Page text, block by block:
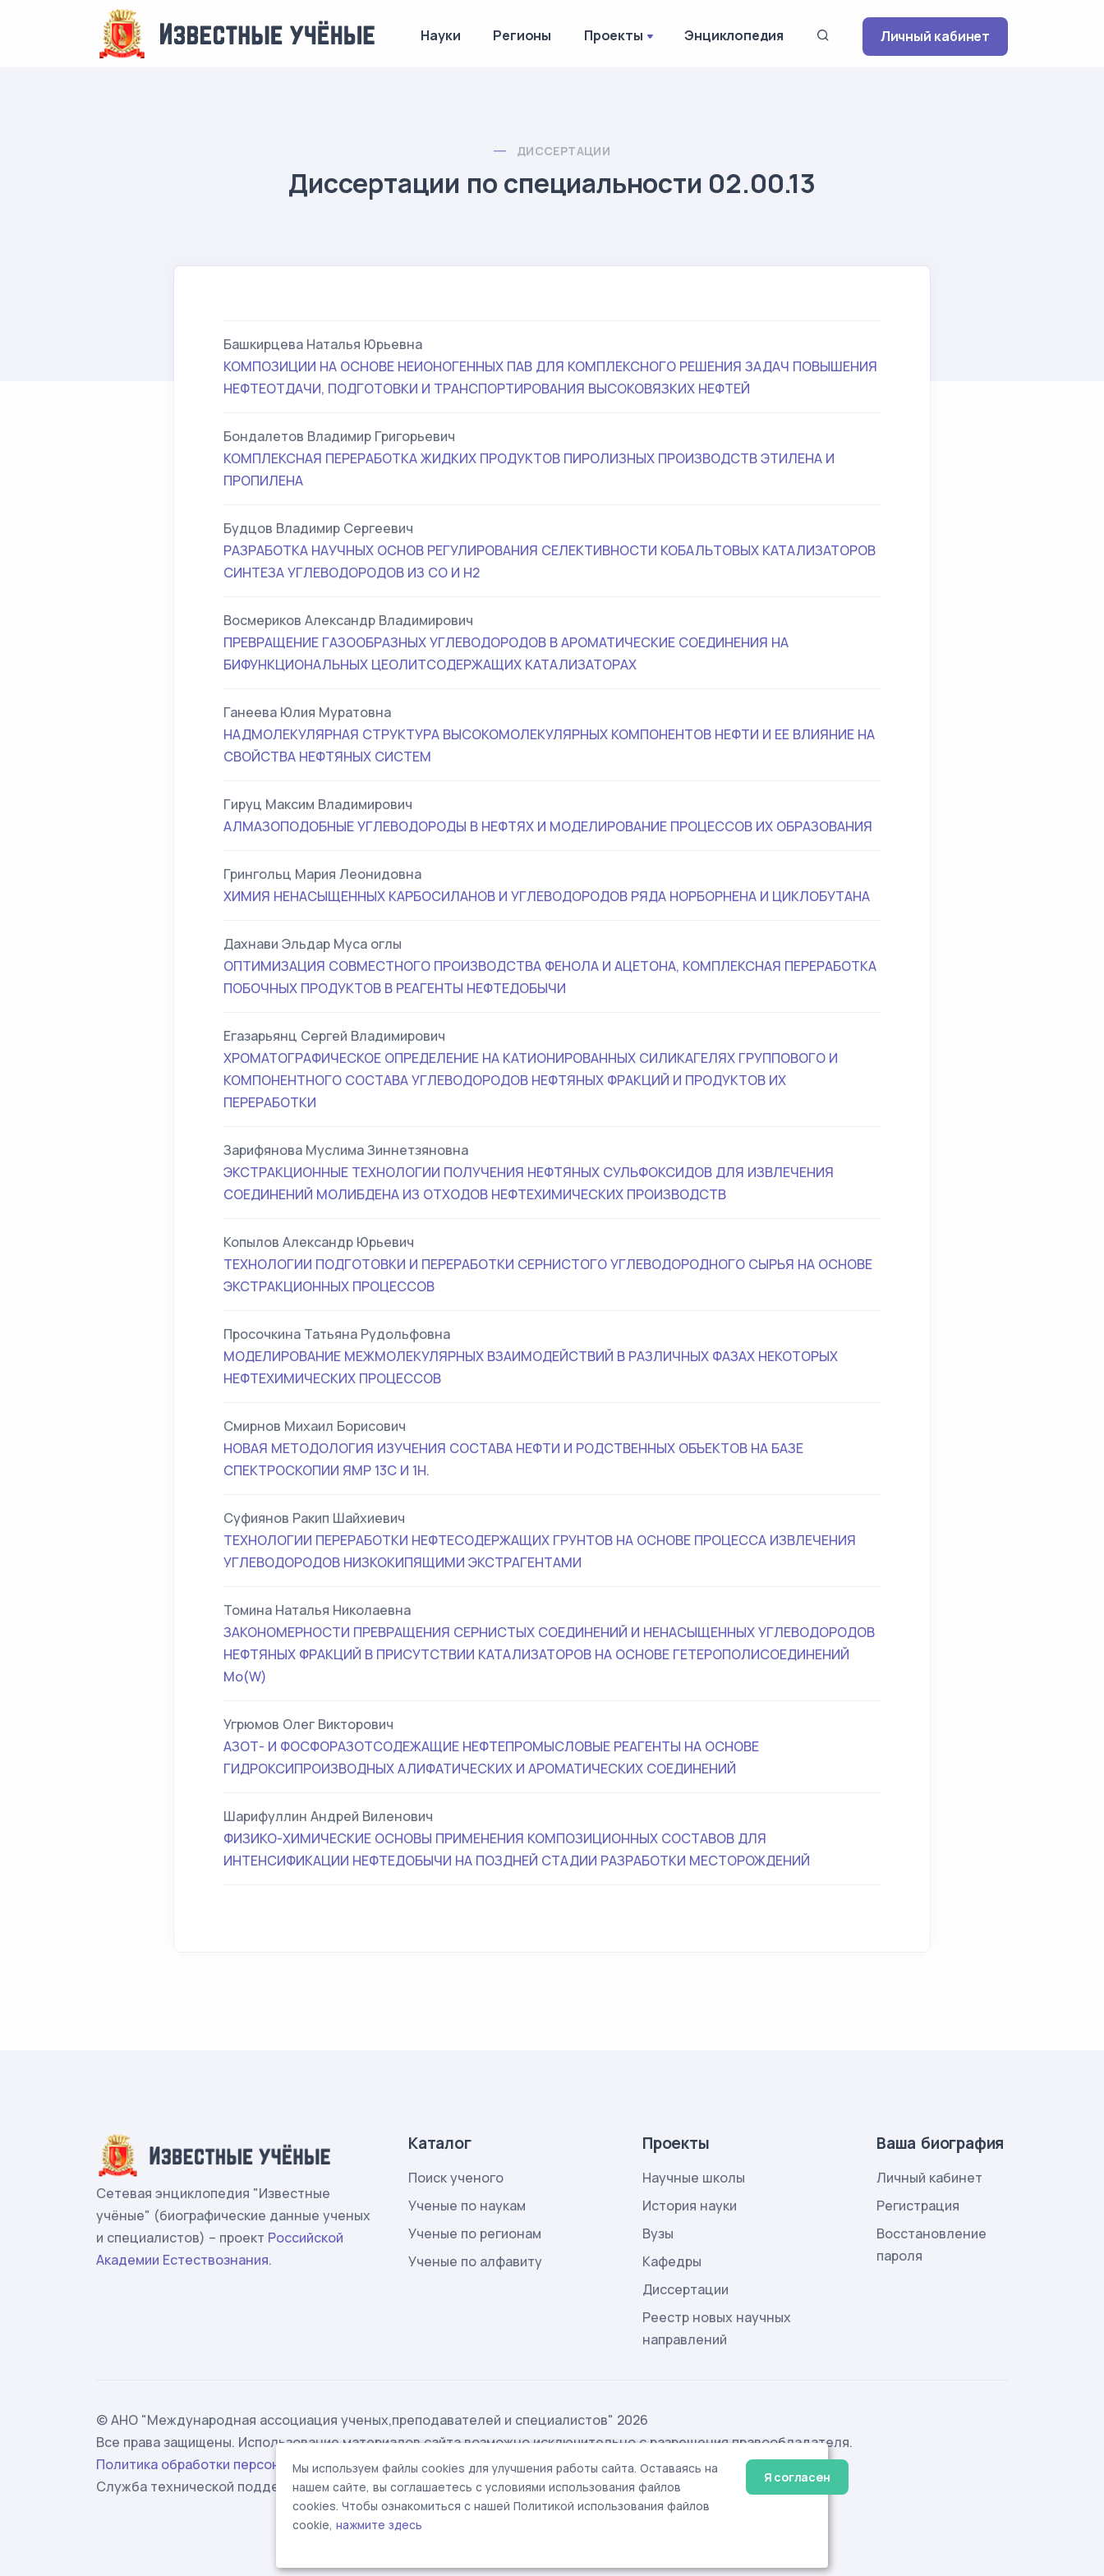
Науки Регионы Проекты Энциклопедия Личный кабинет
ДИССЕРТАЦИИ
Диссертации по специальности 02.00.13
Башкирцева Наталья Юрьевна
КОМПОЗИЦИИ НА ОСНОВЕ НЕИОНОГЕННЫХ ПАВ ДЛЯ КОМПЛЕКСНОГО РЕШЕНИЯ ЗАДАЧ ПОВЫШЕНИЯ
НЕФТЕОТДАЧИ, ПОДГОТОВКИ И ТРАНСПОРТИРОВАНИЯ ВЫСОКОВЯЗКИХ НЕФТЕЙ
Бондалетов Владимир Григорьевич
КОМПЛЕКСНАЯ ПЕРЕРАБОТКА ЖИДКИХ ПРОДУКТОВ ПИРОЛИЗНЫХ ПРОИЗВОДСТВ ЭТИЛЕНА И
ПРОПИЛЕНА
Будцов Владимир Сергеевич
РАЗРАБОТКА НАУЧНЫХ ОСНОВ РЕГУЛИРОВАНИЯ СЕЛЕКТИВНОСТИ КОБАЛЬТОВЫХ КАТАЛИЗАТОРОВ
СИНТЕЗА УГЛЕВОДОРОДОВ ИЗ СО И Н2
Восмериков Александр Владимирович
ПРЕВРАЩЕНИЕ ГАЗООБРАЗНЫХ УГЛЕВОДОРОДОВ В АРОМАТИЧЕСКИЕ СОЕДИНЕНИЯ НА
БИФУНКЦИОНАЛЬНЫХ ЦЕОЛИТСОДЕРЖАЩИХ КАТАЛИЗАТОРАХ
Ганеева Юлия Муратовна
НАДМОЛЕКУЛЯРНАЯ СТРУКТУРА ВЫСОКОМОЛЕКУЛЯРНЫХ КОМПОНЕНТОВ НЕФТИ И ЕЕ ВЛИЯНИЕ НА
СВОЙСТВА НЕФТЯНЫХ СИСТЕМ
Гируц Максим Владимирович
АЛМАЗОПОДОБНЫЕ УГЛЕВОДОРОДЫ В НЕФТЯХ И МОДЕЛИРОВАНИЕ ПРОЦЕССОВ ИХ ОБРАЗОВАНИЯ
Грингольц Мария Леонидовна
ХИМИЯ НЕНАСЫЩЕННЫХ КАРБОСИЛАНОВ И УГЛЕВОДОРОДОВ РЯДА НОРБОРНЕНА И ЦИКЛОБУТАНА
Дахнави Эльдар Муса оглы
ОПТИМИЗАЦИЯ СОВМЕСТНОГО ПРОИЗВОДСТВА ФЕНОЛА И АЦЕТОНА, КОМПЛЕКСНАЯ ПЕРЕРАБОТКА
ПОБОЧНЫХ ПРОДУКТОВ В РЕАГЕНТЫ НЕФТЕДОБЫЧИ
Егазарьянц Сергей Владимирович
ХРОМАТОГРАФИЧЕСКОЕ ОПРЕДЕЛЕНИЕ НА КАТИОНИРОВАННЫХ СИЛИКАГЕЛЯХ ГРУППОВОГО И
КОМПОНЕНТНОГО СОСТАВА УГЛЕВОДОРОДОВ НЕФТЯНЫХ ФРАКЦИЙ И ПРОДУКТОВ ИХ
ПЕРЕРАБОТКИ
Зарифянова Муслима Зиннетзяновна
ЭКСТРАКЦИОННЫЕ ТЕХНОЛОГИИ ПОЛУЧЕНИЯ НЕФТЯНЫХ СУЛЬФОКСИДОВ ДЛЯ ИЗВЛЕЧЕНИЯ
СОЕДИНЕНИЙ МОЛИБДЕНА ИЗ ОТХОДОВ НЕФТЕХИМИЧЕСКИХ ПРОИЗВОДСТВ
Копылов Александр Юрьевич
ТЕХНОЛОГИИ ПОДГОТОВКИ И ПЕРЕРАБОТКИ СЕРНИСТОГО УГЛЕВОДОРОДНОГО СЫРЬЯ НА ОСНОВЕ
ЭКСТРАКЦИОННЫХ ПРОЦЕССОВ
Просочкина Татьяна Рудольфовна
МОДЕЛИРОВАНИЕ МЕЖМОЛЕКУЛЯРНЫХ ВЗАИМОДЕЙСТВИЙ В РАЗЛИЧНЫХ ФАЗАХ НЕКОТОРЫХ
НЕФТЕХИМИЧЕСКИХ ПРОЦЕССОВ
Смирнов Михаил Борисович
НОВАЯ МЕТОДОЛОГИЯ ИЗУЧЕНИЯ СОСТАВА НЕФТИ И РОДСТВЕННЫХ ОБЪЕКТОВ НА БАЗЕ
СПЕКТРОСКОПИИ ЯМР 13С И 1Н.
Суфиянов Ракип Шайхиевич
ТЕХНОЛОГИИ ПЕРЕРАБОТКИ НЕФТЕСОДЕРЖАЩИХ ГРУНТОВ НА ОСНОВЕ ПРОЦЕССА ИЗВЛЕЧЕНИЯ
УГЛЕВОДОРОДОВ НИЗКОКИПЯЩИМИ ЭКСТРАГЕНТАМИ
Томина Наталья Николаевна
ЗАКОНОМЕРНОСТИ ПРЕВРАЩЕНИЯ СЕРНИСТЫХ СОЕДИНЕНИЙ И НЕНАСЫЩЕННЫХ УГЛЕВОДОРОДОВ
НЕФТЯНЫХ ФРАКЦИЙ В ПРИСУТСТВИИ КАТАЛИЗАТОРОВ НА ОСНОВЕ ГЕТЕРОПОЛИСОЕДИНЕНИЙ
Мо(W)
Угрюмов Олег Викторович
АЗОТ- И ФОСФОРАЗОТСОДЕЖАЩИЕ НЕФТЕПРОМЫСЛОВЫЕ РЕАГЕНТЫ НА ОСНОВЕ
ГИДРОКСИПРОИЗВОДНЫХ АЛИФАТИЧЕСКИХ И АРОМАТИЧЕСКИХ СОЕДИНЕНИЙ
Шарифуллин Андрей Виленович
ФИЗИКО-ХИМИЧЕСКИЕ ОСНОВЫ ПРИМЕНЕНИЯ КОМПОЗИЦИОННЫХ СОСТАВОВ ДЛЯ
ИНТЕНСИФИКАЦИИ НЕФТЕДОБЫЧИ НА ПОЗДНЕЙ СТАДИИ РАЗРАБОТКИ МЕСТОРОЖДЕНИЙ
Сетевая энциклопедия "Известные
учёные" (биографические данные ученых
и специалистов) – проект Российской
Академии Естествознания.
Каталог
Поиск ученого
Ученые по наукам
Ученые по регионам
Ученые по алфавиту
Проекты
Научные школы
История науки
Вузы
Кафедры
Диссертации
Реестр новых научных
направлений
Ваша биография
Личный кабинет
Регистрация
Восстановление
пароля
© АНО "Международная ассоциация ученых,преподавателей и специалистов" 2026
Все права защищены. Использование материалов сайта возможно исключительно с разрешения правообладателя.
Политика обработки персональных данных
Служба технической поддержки -support@rae.ru
Мы используем файлы cookies для улучшения работы сайта. Оставаясь на
нашем сайте, вы соглашаетесь с условиями использования файлов
cookies. Чтобы ознакомиться с нашей Политикой использования файлов
cookie, нажмите здесь
Я согласен